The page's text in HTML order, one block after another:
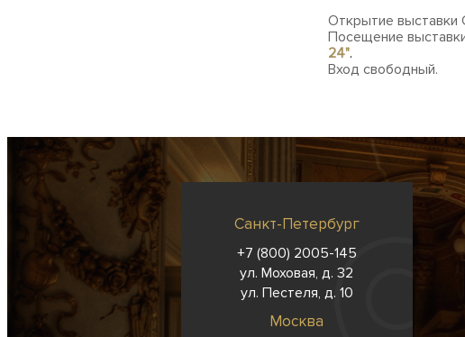
Открытие выставки
Посещение
24".
Вход свободный.
Санкт-Петербург
+7 (800) 2005-145
ул. Моховая, д. 32
ул. Пестеля, д. 10
Москва